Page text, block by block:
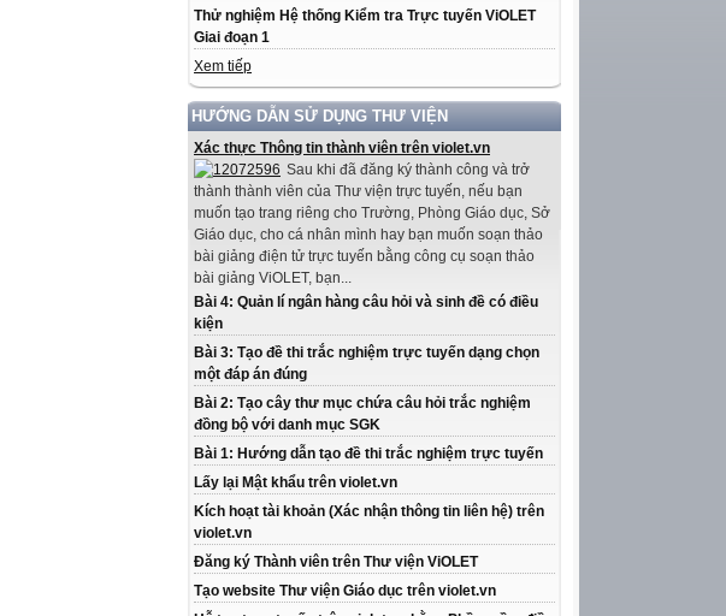
Thử nghiệm Hệ thống Kiểm tra Trực tuyến ViOLET
Giai đoạn 1
Xem tiếp
HƯỚNG DẪN SỬ DỤNG THƯ VIỆN
Xác thực Thông tin thành viên trên violet.vn
Sau khi đã đăng ký thành công và trở
thành thành viên của Thư viện trực tuyến, nếu bạn
muốn tạo trang riêng cho Trường, Phòng Giáo dục, Sở
Giáo dục, cho cá nhân mình hay bạn muốn soạn thảo
bài giảng điện tử trực tuyến bằng công cụ soạn thảo
bài giảng ViOLET, bạn...
Bài 4: Quản lí ngân hàng câu hỏi và sinh đề có điều
kiện
Bài 3: Tạo đề thi trắc nghiệm trực tuyến dạng chọn
một đáp án đúng
Bài 2: Tạo cây thư mục chứa câu hỏi trắc nghiệm
đồng bộ với danh mục SGK
Bài 1: Hướng dẫn tạo đề thi trắc nghiệm trực tuyến
Lấy lại Mật khẩu trên violet.vn
Kích hoạt tài khoản (Xác nhận thông tin liên hệ) trên
violet.vn
Đăng ký Thành viên trên Thư viện ViOLET
Tạo website Thư viện Giáo dục trên violet.vn